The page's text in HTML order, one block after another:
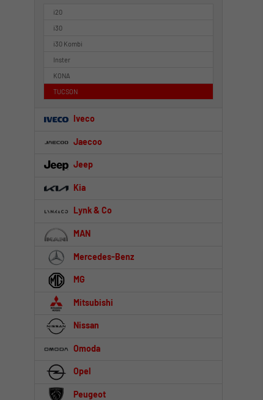
i20
i30
i30 Kombi
Inster
KONA
TUCSON
Iveco
Jaecoo
Jeep
Kia
Lynk & Co
MAN
Mercedes-Benz
MG
Mitsubishi
Nissan
Omoda
Opel
Peugeot